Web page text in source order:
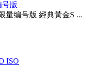
版
量编号版 經典黃金S ...
ISO